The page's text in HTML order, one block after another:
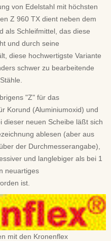
von Edelstahl mit höchsten
Z 960 TX dient neben dem
als Schleifmittel, das diese
und durch seine
diese hochwertigste Variante
schwer zu bearbeitende
"Z" für das
Korund (Aluminiumoxid) und
dieser neuen Scheibe läßt sich
ablesen (aber aus
der Durchmesserangabe)
und langlebiger als bei 1
neuartiges
ist.
mit den Kronenflex